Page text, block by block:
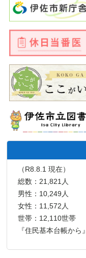
（R8.8.1 現在）
総数：21,821人
男性：10,249人
女性：11,572人
世帯：12,110世帯
『住民基本台帳から』